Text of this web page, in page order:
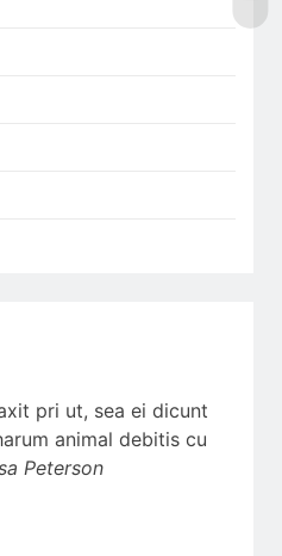
pri ut, sea ei dicunt
animal debitis cu
Peterson